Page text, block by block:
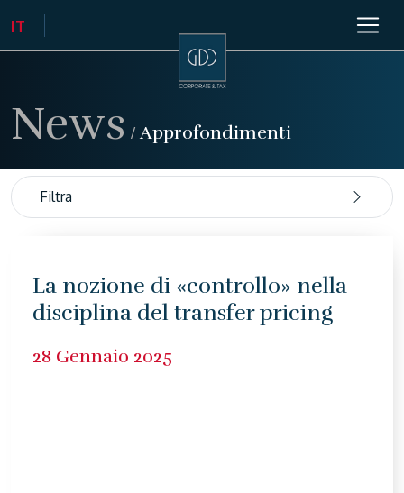
News /Approfondimenti
Filtra
La nozione di «controllo» nella
disciplina del transfer pricing
28 Gennaio 2025